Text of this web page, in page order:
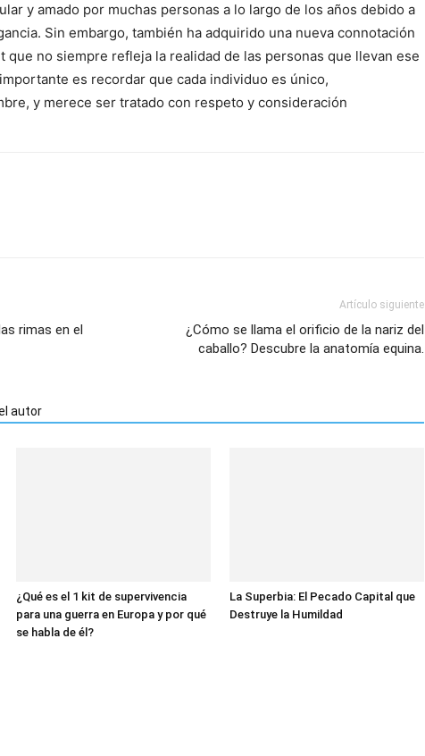
y amado por muchas personas a lo largo de los años debido a
Sin embargo, también ha adquirido una nueva connotación
que no siempre refleja la realidad de las personas que llevan ese
es recordar que cada individuo es único,
y merece ser tratado con respeto y consideración
rimas en el
Artículo siguiente
¿Cómo se llama el orificio de la nariz del
caballo? Descubre la anatomía equina.
autor
¿Qué es el 1 kit de supervivencia
para una guerra en Europa y por qué
se habla de él?
La Superbia: El Pecado Capital que
Destruye la Humildad